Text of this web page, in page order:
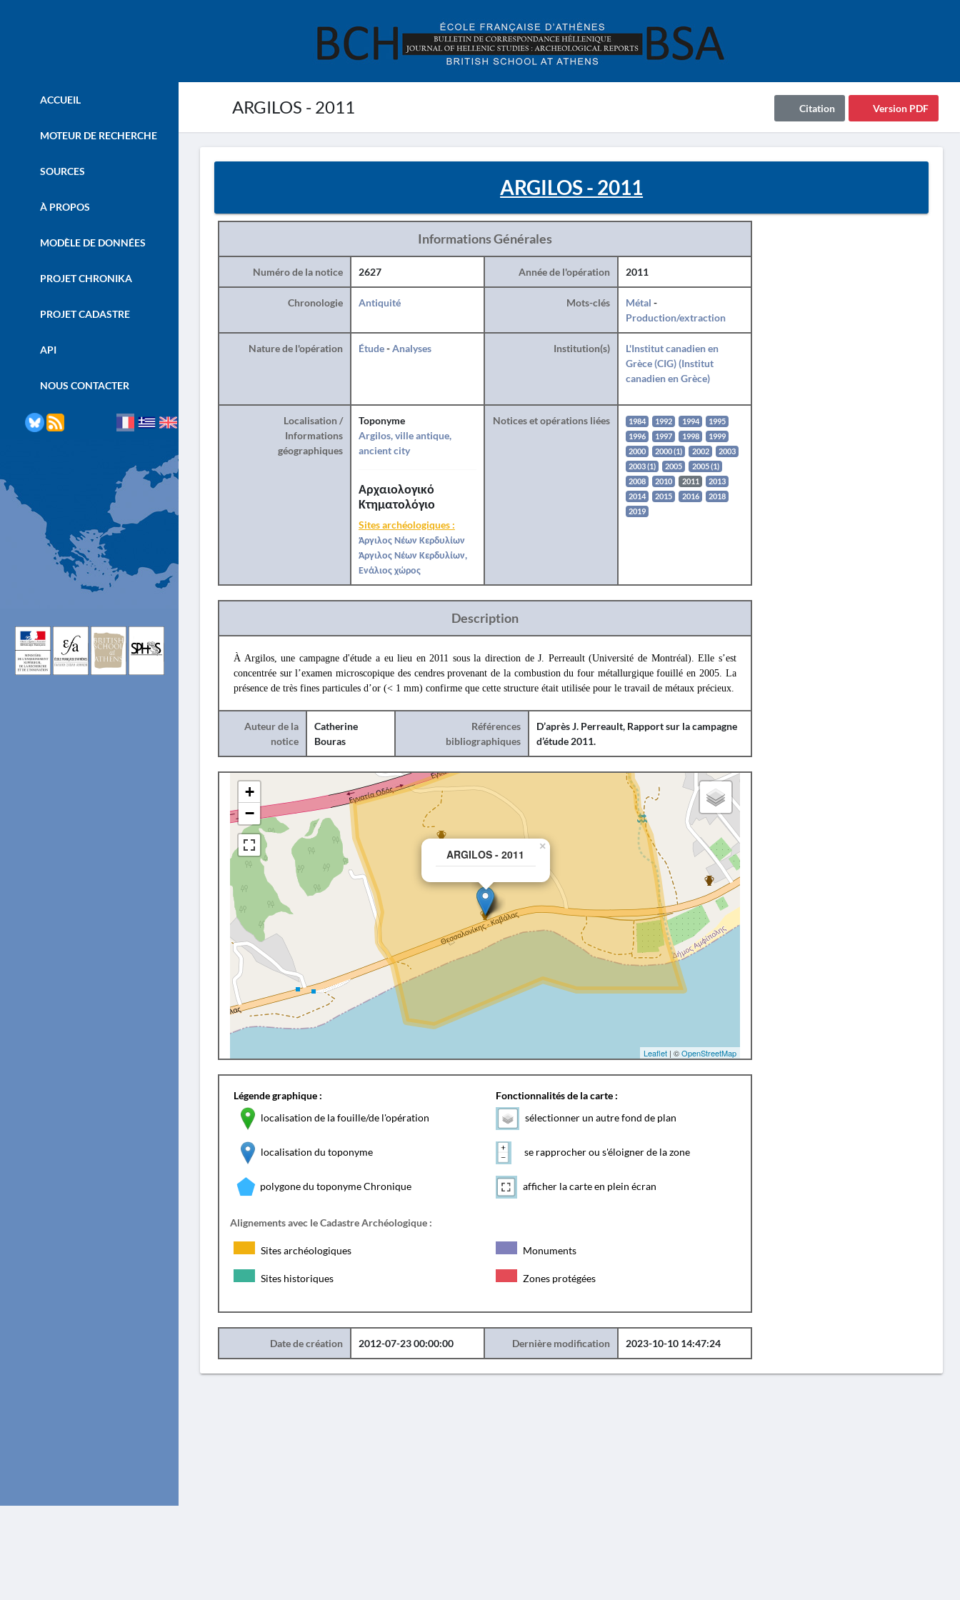
ARGILOS - 2011 Version PDF
Citation
ACCUEIL
MOTEUR DE RECHERCHE
SOURCES
À PROPOS
MODÈLE DE DONNÉES
PROJET CHRONIKA
PROJET CADASTRE
API
NOUS CONTACTER
ARGILOS - 2011
Informations Générales
Numéro de la notice 2627 Année de l'opération 2011
Chronologie Antiquité Mots-clés Métal -
Production/extraction
Nature de l'opération Étude-Analyses Institution(s)
L'Institut canadien en
Grèce (CIG) (Institut
canadien en Grèce)
Localisation /
Informations
géographiques
Toponyme
Argilos, ville antique,
ancient city
Αρχαιολογικό
Κτηματολόγιο
Sites archéologiques :
Άργιλος Νέων Κερδυλίων
Άργιλος Νέων Κερδυλίων,
Ενάλιος χώρος
Notices et opérations liées 1984 1992 1994
1995
1996
1997 1998
1999
2000
2000 (1) 2002
2003
2003 (1)
2005
2005 (1)
2008
2010 2011
2013
2014
2015 2016
2018
2019
Description
À Argilos, une campagne d'étude a eu lieu en 2011 sous la direction de J. Perreault (Université de Montréal). Elle s’est
concentrée sur l’examen microscopique des cendres provenant de la combustion du four métallurgique fouillé en 2005. La
présence de très fines particules d’or (< 1 mm) confirme que cette structure était utilisée pour le travail de métaux précieux.
Auteur de la
notice
Catherine
Bouras
Références
bibliographiques
D’après J. Perreault, Rapport sur la campagne
d’étude 2011.
ARGILOS - 2011
×
+
−
Leaflet| ©OpenStreetMap
Légende graphique :
localisation de la fouille/de l'opération
localisation du toponyme
polygone du toponyme Chronique
Fonctionnalités de la carte :
sélectionner un autre fond de plan
se rapprocher ou s'éloigner de la zone
afficher la carte en plein écran
Alignements avec le Cadastre Archéologique :
Sites archéologiques Monuments
Sites historiques Zones protégées
Date de création 2012-07-23 00:00:00 Dernière modification 2023-10-10 14:47:24